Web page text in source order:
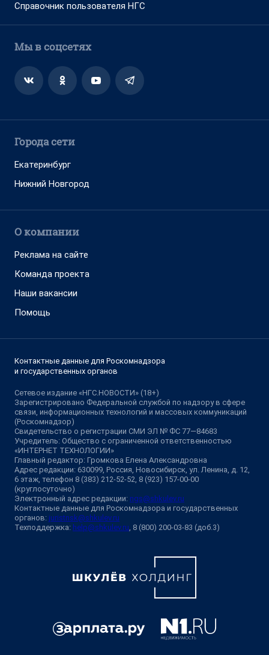
Справочник пользователя НГС
Мы в соцсетях
Города сети
Екатеринбург
Нижний Новгород
О компании
Реклама на сайте
Команда проекта
Наши вакансии
Помощь
Контактные данные для Роскомнадзора
и государственных органов
Сетевое издание «НГС.НОВОСТИ» (18+)
Зарегистрировано Федеральной службой по надзору в сфере
связи, информационных технологий и массовых коммуникаций
(Роскомнадзор)
Свидетельство о регистрации СМИ ЭЛ № ФС 77—84683
Учредитель: Общество с ограниченной ответственностью
«ИНТЕРНЕТ ТЕХНОЛОГИИ»
Главный редактор: Громкова Елена Александровна
Адрес редакции: 630099, Россия, Новосибирск, ул. Ленина, д. 12,
6 этаж, телефон 8 (383) 212-52-52, 8 (923) 157-00-00
(круглосуточно)
Электронный адрес редакции: ngs@shkulev.ru
Контактные данные для Роскомнадзора и государственных
органов: juristnsk@shkulev.ru
Техподдержка: help@shkulev.ru, 8 (800) 200-03-83 (доб.3)